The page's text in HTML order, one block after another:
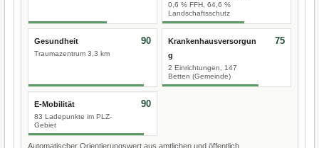
0,6 % FFH, 64,6 %
Landschaftsschutz
Gesundheit
Traumazentrum 3,3 km
90
Krankenhausversorgun
g
2 Einrichtungen, 147
Betten (Gemeinde)
75
E-Mobilität
83 Ladepunkte im PLZ-
Gebiet
90
Automatischer Orientierungswert aus amtlichen und öffentlich